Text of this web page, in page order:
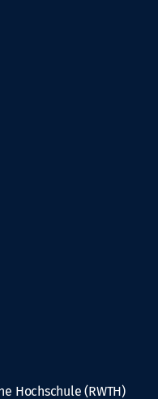
Hochschule (RWTH)